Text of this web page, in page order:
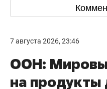
7 августа 2026, 23:46
ООН:
на продукты